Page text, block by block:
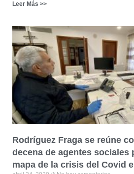
Leer Más >>
Rodríguez Fraga se reúne
decena de agentes sociales
mapa de la crisis del Covid